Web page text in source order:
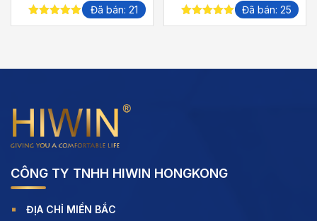
1125×575
5.00out of
Đã bán: 21
5.00out of
Đã bán: 25
CÔNG TY TNHH HIWIN HONGKONG
ĐỊA CHỈ MIỀN BẮC